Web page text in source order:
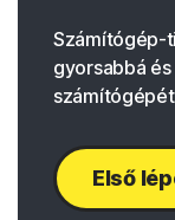
Számítógép-
gyorsabbá
Első